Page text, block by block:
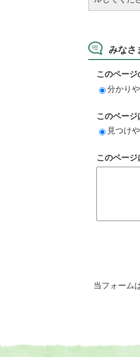
みなさ
このペー
分かり
このペー
見つけ
このページ
当フォーム